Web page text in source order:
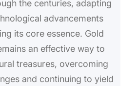
the centuries, adapting
advancements
its core essence. Gold
an effective way to
treasures, overcoming
and continuing to yield